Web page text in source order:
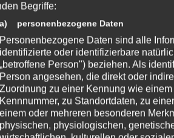
bitte die Entwickler und kaufe Dir das
AB
Begriffe:
a) personenbezogene Daten
Personenbezogene Daten sind alle
identifizierte oder identifizierbare
„betroffene Person") beziehen. Als
Person angesehen, die direkt oder
Zuordnung zu einer Kennung wie
Kennnummer, zu Standortdaten, zu
einem oder mehreren besonderen
physischen, physiologischen,